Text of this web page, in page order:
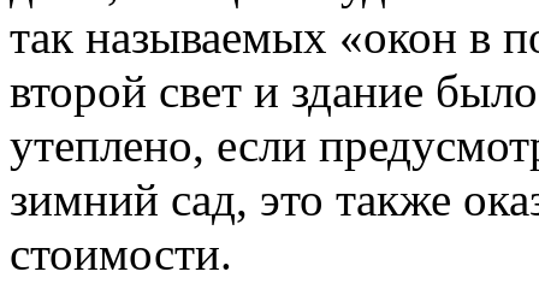
так называемых «окон в
второй свет и здание
утеплено, если
зимний сад, это также
стоимости.